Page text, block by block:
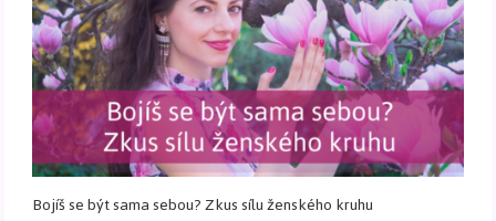
Bojíš se být sama sebou? Zkus sílu ženského kruhu